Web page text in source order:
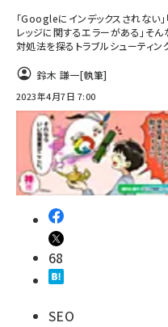
「Googleにインデックスされない
レッジに関するエラーがある」そ
対処法を探るトラブルシューティ
鈴木 謙一[執筆]
2023年4月7日 7:00
68
SEO